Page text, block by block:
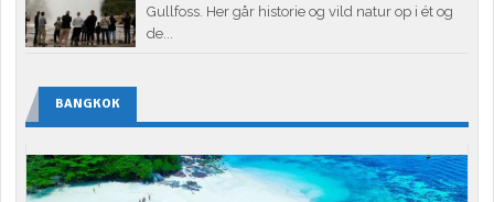
Gullfoss. Her går historie og vild natur op i ét og
de...
BANGKOK